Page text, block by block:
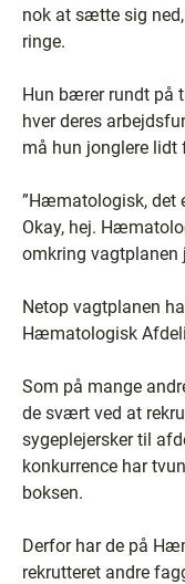
nok at sætte sig
ringe.
Hun bærer rundt på
hver deres
må hun jonglere lidt
”Hæmatologisk, det
Okay, hej.
omkring vagtplanen
Netop vagtplanen
Hæmatologisk
Som på mange
de svært ved at
sygeplejersker til
konkurrence har
boksen.
Derfor har de på
rekrutteret andre